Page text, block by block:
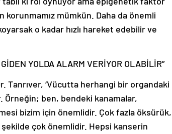
mümkün. Daha da önemli
o kadar hızlı hareket edebilir ve
YOLDA ALARM VERİYOR OLABİLİR”
‘Vücutta herhangi bir organdaki
ben, bendeki kanamalar,
bizim için önemlidir. Çok fazla öksürük,
şekilde çok önemlidir. Hepsi kanserin